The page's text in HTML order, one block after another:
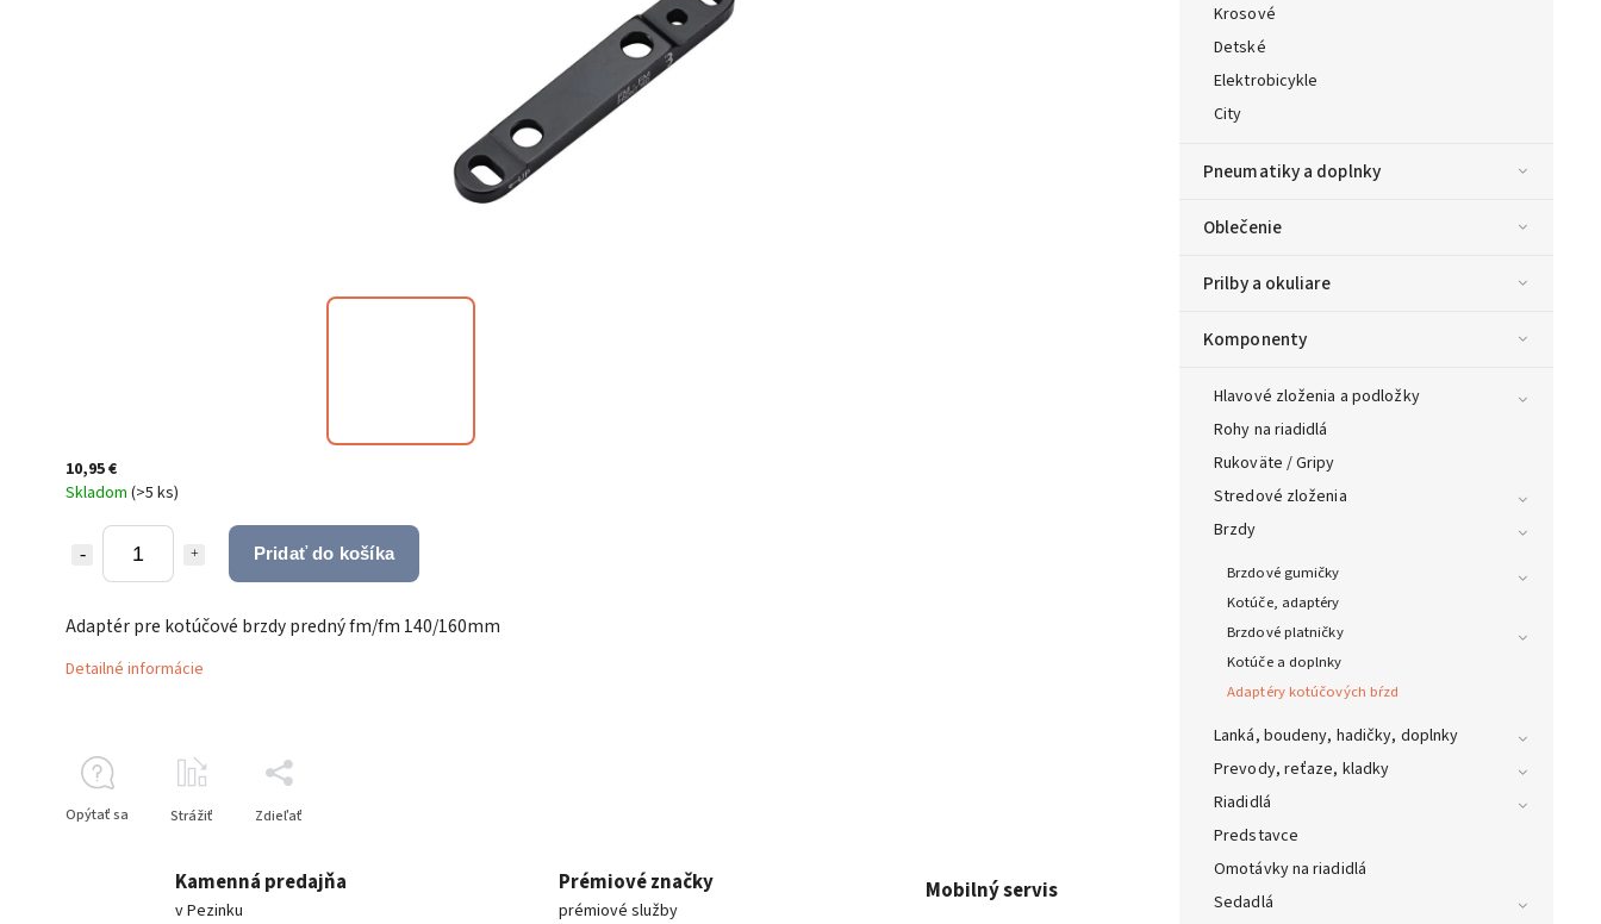
Krosové
Detské
Elektrobicykle
City
Pneumatiky a doplnky
Oblečenie
Prilby a okuliare
Komponenty
Hlavové zloženia a podložky
Rohy na riadidlá
Rukoväte / Gripy
Stredové zloženia
Brzdy
Brzdové gumičky
Kotúče, adaptéry
Brzdové platničky
Kotúče a doplnky
Adaptéry kotúčových bŕzd
Lanká, boudeny, hadičky, doplnky
Prevody, reťaze, kladky
Riadidlá
Predstavce
Omotávky na riadidlá
Sedadlá
10,95 €
Skladom (>5 ks)
Pridať do košíka
Adaptér pre kotúčové brzdy predný fm/fm 140/160mm
Detailné informácie
Opýtať sa Strážiť Zdieľať
Kamenná predajňa
v Pezinku
Prémiové značky
prémiové služby
Mobilný servis